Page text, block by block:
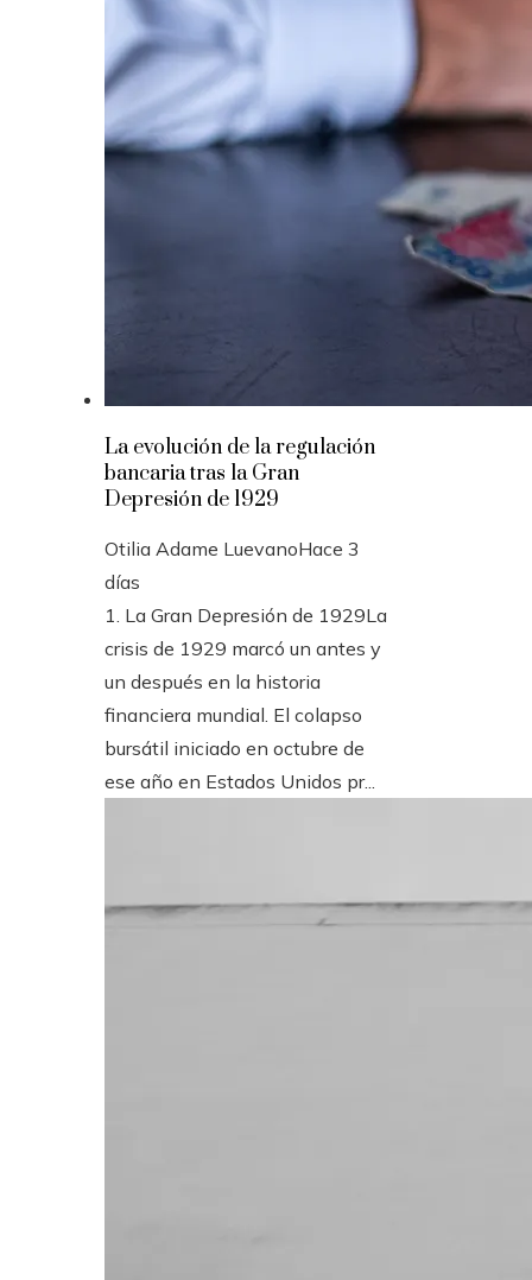
La evolución de la regulación
bancaria tras la Gran
Depresión de 1929
Otilia Adame LuevanoHace 3
días
1. La Gran Depresión de 1929La
crisis de 1929 marcó un antes y
un después en la historia
financiera mundial. El colapso
bursátil iniciado en octubre de
ese año en Estados Unidos pr...